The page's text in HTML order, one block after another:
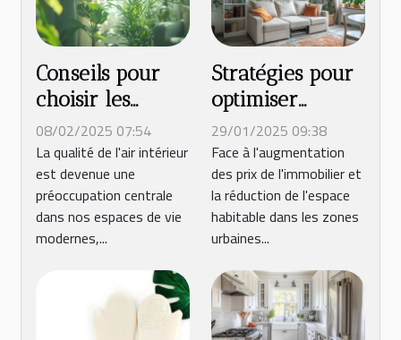
Conseils pour
choisir les
meilleures
plantes
d'intérieur pour
purifier l'air
08/02/2025 07:54
La qualité de l'air intérieur
est devenue une
préoccupation centrale
dans nos espaces de vie
modernes,...
Stratégies pour
optimiser
l'espace et le
confort dans les
petits
appartements
29/01/2025 09:38
Face à l'augmentation
des prix de l'immobilier et
la réduction de l'espace
habitable dans les zones
urbaines...